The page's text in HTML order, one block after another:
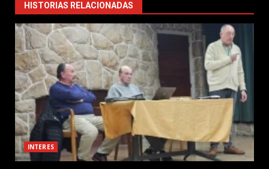
HISTORIAS RELACIONADAS
INTERES